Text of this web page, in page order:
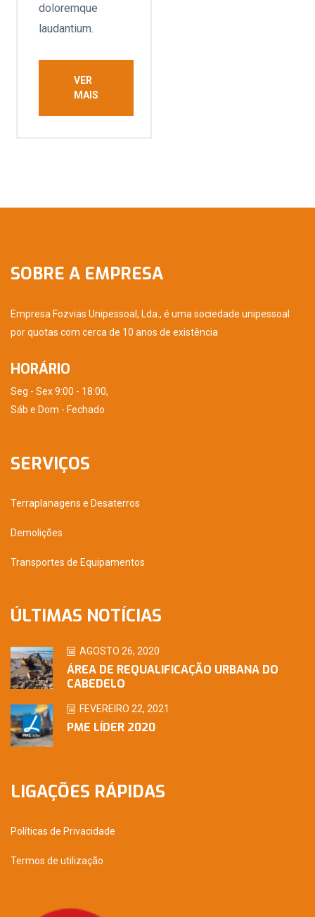
doloremque
laudantium.
VER
MAIS
SOBRE A EMPRESA
Empresa Fozvias Unipessoal, Lda., é uma sociedade unipessoal
por quotas com cerca de 10 anos de existência
HORÁRIO
Seg - Sex 9:00 - 18:00,
Sáb e Dom - Fechado
SERVIÇOS
Terraplanagens e Desaterros
Demolições
Transportes de Equipamentos
ÚLTIMAS NOTÍCIAS
AGOSTO 26, 2020
ÁREA DE REQUALIFICAÇÃO URBANA DO
CABEDELO
FEVEREIRO 22, 2021
PME LÍDER 2020
LIGAÇÕES RÁPIDAS
Políticas de Privacidade
Termos de utilização